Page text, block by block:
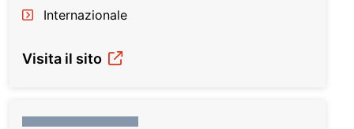
Internazionale
Visita il sito